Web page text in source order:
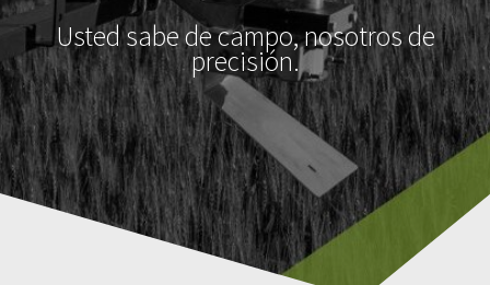
Usted sabe de campo, nosotros de
precisión.